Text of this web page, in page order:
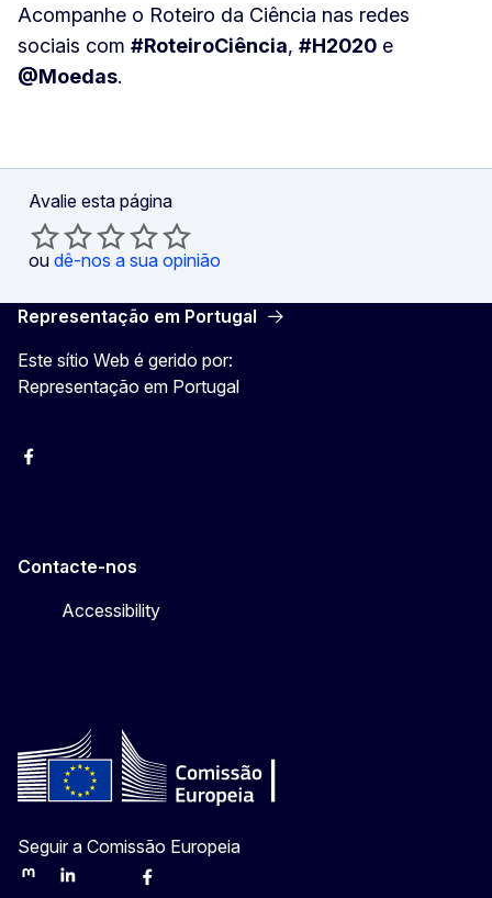
Acompanhe o Roteiro da Ciência nas redes
sociais com #RoteiroCiência, #H2020 e
@Moedas.
Avalie esta página
ou dê-nos a sua opinião
Representação em Portugal
Este sítio Web é gerido por:
Representação em Portugal
Facebook
Contacte-nos
Accessibility
Seguir a Comissão Europeia
MastodonLinkedInBlueskyFacebook